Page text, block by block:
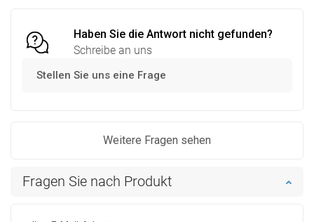
Haben Sie die Antwort nicht gefunden?
Schreibe an uns
Stellen Sie uns eine Frage
Weitere Fragen sehen
Fragen Sie nach Produkt